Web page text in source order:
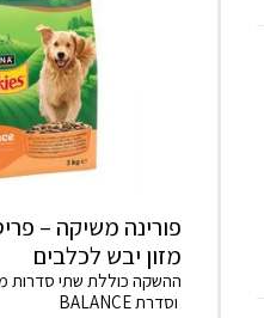
פורינה משיקה –
מזון יבש לכלבים
וסדרת BALANCE